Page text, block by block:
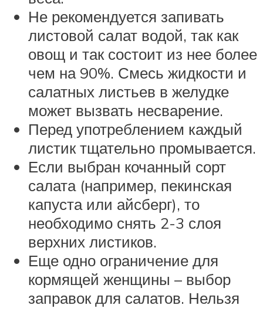
Не рекомендуется запивать
листовой салат водой, так как
овощ и так состоит из нее более
чем на 90%. Смесь жидкости и
салатных листьев в желудке
может вызвать несварение.
Перед употреблением каждый
листик тщательно промывается.
Если выбран кочанный сорт
салата (например, пекинская
капуста или айсберг), то
необходимо снять 2-3 слоя
верхних листиков.
Еще одно ограничение для
кормящей женщины – выбор
заправок для салатов. Нельзя